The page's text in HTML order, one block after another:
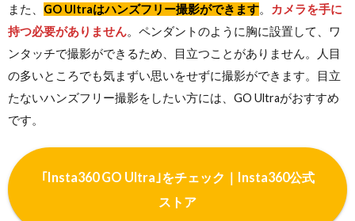
また、 GO Ultraはハンズフリー撮影ができます。
カメラを手に
持つ必要がありません。ペンダントのように胸に設置して、ワ
ンタッチで撮影ができるため、目立つことがありません。人目
の多いところでも気まずい思いをせずに撮影ができます。目立
たないハンズフリー撮影をしたい方には、GO Ultraがおすすめ
です。
｢Insta360 GO Ultra｣をチェック｜Insta360公式
ストア